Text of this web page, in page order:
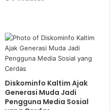
Diskominfo Kaltim Ajak
Generasi Muda Jadi
Pengguna Media Sosial